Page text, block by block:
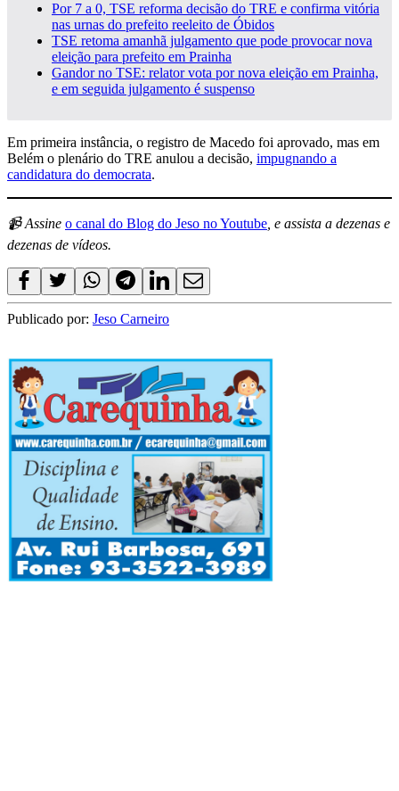
Por 7 a 0, TSE reforma decisão do TRE e confirma vitória
nas urnas do prefeito reeleito de Óbidos
TSE retoma amanhã julgamento que pode provocar nova
eleição para prefeito em Prainha
Gandor no TSE: relator vota por nova eleição em Prainha,
e em seguida julgamento é suspenso
Em primeira instância, o registro de Macedo foi aprovado, mas em
Belém o plenário do TRE anulou a decisão, impugnando a
candidatura do democrata.
📹 Assine o canal do Blog do Jeso no Youtube, e assista a dezenas e
dezenas de vídeos.
Publicado por: Jeso Carneiro